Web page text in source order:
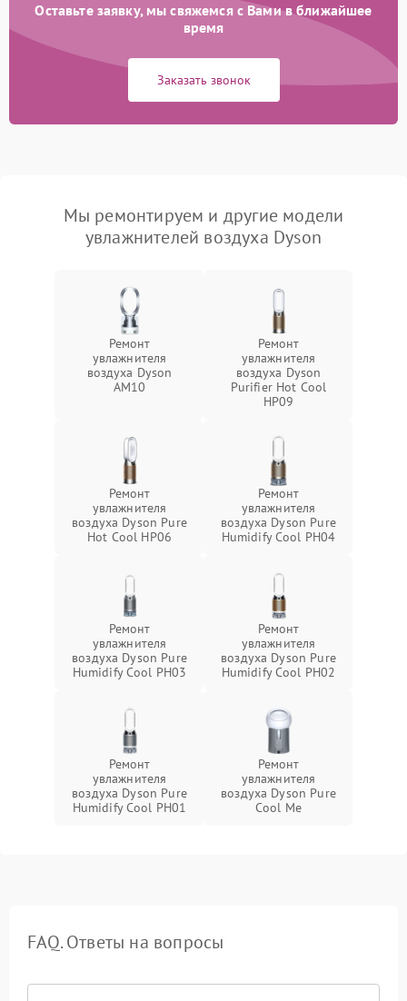
Оставьте заявку, мы свяжемся с Вами в ближайшее
время
Заказать звонок
Мы ремонтируем и другие модели
увлажнителей воздуха Dyson
Ремонт
увлажнителя
воздуха Dyson
AM10
Ремонт
увлажнителя
воздуха Dyson
Purifier Hot Cool
HP09
Ремонт
увлажнителя
воздуха Dyson Pure
Hot Cool HP06
Ремонт
увлажнителя
воздуха Dyson Pure
Humidify Cool PH04
Ремонт
увлажнителя
воздуха Dyson Pure
Humidify Cool PH03
Ремонт
увлажнителя
воздуха Dyson Pure
Humidify Cool PH02
Ремонт
увлажнителя
воздуха Dyson Pure
Humidify Cool PH01
Ремонт
увлажнителя
воздуха Dyson Pure
Cool Me
FAQ. Ответы на вопросы